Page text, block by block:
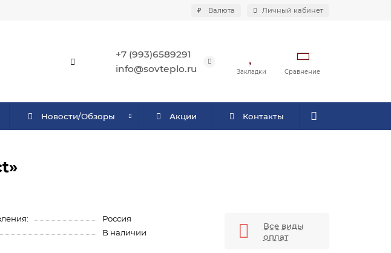
₽ Валюта Личный кабинет
+7 (993)6589291
info@sovteplo.ru
Закладки Сравнение
Новости/Обзоры Акции Контакты
Россия
В наличии
Все виды
оплат